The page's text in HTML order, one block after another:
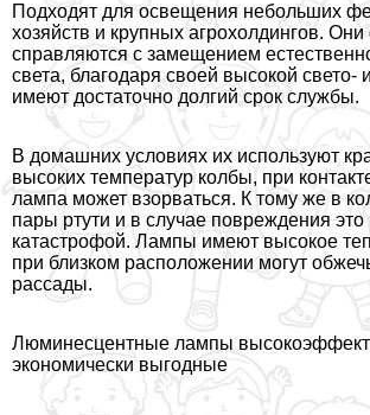
Подходят для освещения небольших
хозяйств и крупных агрохолдингов. Они
справляются с замещением
света, благодаря своей высокой свето-
имеют достаточно долгий срок службы.
В домашних условиях их используют
высоких температур колбы, при
лампа может взорваться. К тому же в
пары ртути и в случае повреждения это
катастрофой. Лампы имеют высокое
при близком расположении могут
рассады.
Люминесцентные лампы
экономически выгодные